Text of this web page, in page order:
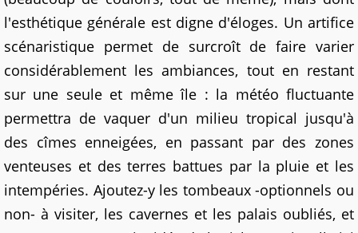
l'esthétique générale est digne d'éloges. Un artifice
scénaristique permet de surcroît de faire varier
considérablement les ambiances, tout en restant
sur une seule et même île : la météo fluctuante
permettra de vaquer d'un milieu tropical jusqu'à
des cîmes enneigées, en passant par des zones
venteuses et des terres battues par la pluie et les
intempéries. Ajoutez-y les tombeaux -optionnels ou
non- à visiter, les cavernes et les palais oubliés, et